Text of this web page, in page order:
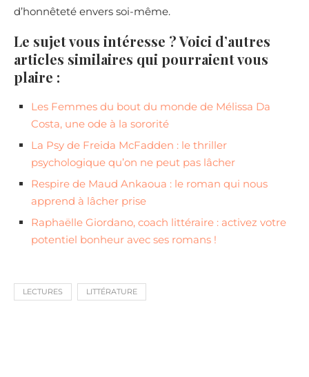
d’honnêteté envers soi-même.
Le sujet vous intéresse ? Voici d’autres
articles similaires qui pourraient vous
plaire :
Les Femmes du bout du monde de Mélissa Da
Costa, une ode à la sororité
La Psy de Freida McFadden : le thriller
psychologique qu’on ne peut pas lâcher
Respire de Maud Ankaoua : le roman qui nous
apprend à lâcher prise
Raphaëlle Giordano, coach littéraire : activez votre
potentiel bonheur avec ses romans !
LECTURES LITTÉRATURE